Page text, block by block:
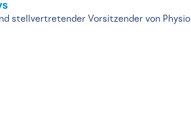
stellvertretender Vorsitzender von Physio